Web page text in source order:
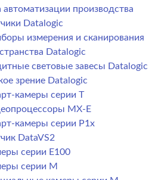
автоматизации производства
Datalogic
измерения и сканирования
Datalogic
световые завесы Datalogic
зрение Datalogic
камеры серии T
MX-E
камеры серии P1x
DataVS2
серии E100
серии M